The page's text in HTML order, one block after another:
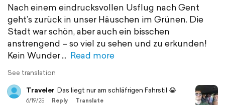
Nach einem eindrucksvollen Usflug nach Gent
geht’s zurück in unser Häuschen im Grünen. Die
Stadt war schön, aber auch ein bisschen
anstrengend – so viel zu sehen und zu erkunden!
Kein Wunder
Read more
See translation
Traveler Das liegt nur am schläfrigen Fahrstil 😂
6/19/25 Reply Translate